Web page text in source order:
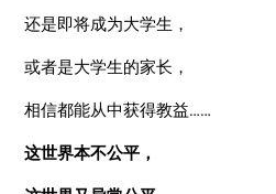
还是即将成为大学生，
或者是大学生的家长，
相信都能从中获得教益……
这世界本不公平，